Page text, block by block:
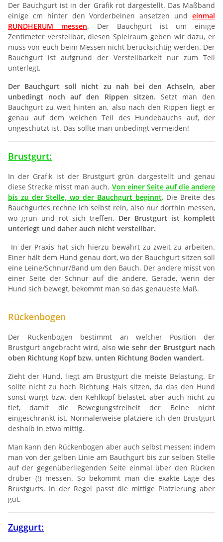
Der Bauchgurt ist in der Grafik rot dargestellt. Das Maßband
einige cm hinter den Vorderbeinen ansetzen und einmal
RUNDHERUM messen. Der Bauchgurt ist um einige
Zentimeter verstellbar, diesen Spielraum geben wir dazu, er
muss von euch beim Messen nicht berücksichtig werden. Der
Bauchgurt ist aufgrund der Verstellbarkeit nur zum Teil
unterlegt.
Der Bauchgurt soll nicht zu nah bei den Achseln, aber
unbedingt noch auf den Rippen sitzen. Setzt man den
Bauchgurt zu weit hinten an, also nach den Rippen liegt er
genau auf dem weichen Teil des Hundebauchs auf, der
ungeschützt ist. Das sollte man unbedingt vermeiden!
Brustgurt:
In der Grafik ist der Brustgurt grün dargestellt und genau
diese Strecke misst man auch. Von einer Seite auf die andere
bis zu der Stelle, wo der Bauchgurt beginnt. Die Breite des
Bauchgurtes rechne ich selbst rein, also nur dorthin messen,
wo grün und rot sich treffen. Der Brustgurt ist komplett
unterlegt und daher auch nicht verstellbar.
In der Praxis hat sich hierzu bewährt zu zweit zu arbeiten.
Einer hält dem Hund genau dort, wo der Bauchgurt sitzen soll
eine Leine/Schnur/Band um den Bauch. Der andere misst von
einer Seite der Schnur auf die andere. Gerade, wenn der
Hund sich bewegt, bekommt man so das genaueste Maß.
Rückenbogen
Der Rückenbogen bestimmt an welcher Position der
Brustgurt angebracht wird, also wie sehr der Brustgurt nach
oben Richtung Kopf bzw. unten Richtung Boden wandert.
Zieht der Hund, liegt am Brustgurt die meiste Belastung. Er
sollte nicht zu hoch Richtung Hals sitzen, da das den Hund
sonst würgt bzw. den Kehlkopf belastet, aber auch nicht zu
tief, damit die Bewegungsfreiheit der Beine nicht
eingeschränkt ist. Normalerweise platziere ich den Brustgurt
deshalb in etwa mittig.
Man kann den Rückenbogen aber auch selbst messen: indem
man von der gelben Linie am Bauchgurt bis zur selben Stelle
auf der gegenüberliegenden Seite einmal über den Rücken
drüber (!) messen. So bekommt man die exakte Lage des
Brustgurts. In der Regel passt die mittige Platzierung aber
gut.
Zuggurt: